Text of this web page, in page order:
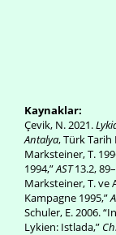
Kaynaklar:
Çevik, N. 2021.
Antalya, Türk
Marksteiner, T.
1994,”AST13.2,
Marksteiner, T. ve
Kampagne 1995,”
Schuler, E. 2006.
Lykien: Istlada,”